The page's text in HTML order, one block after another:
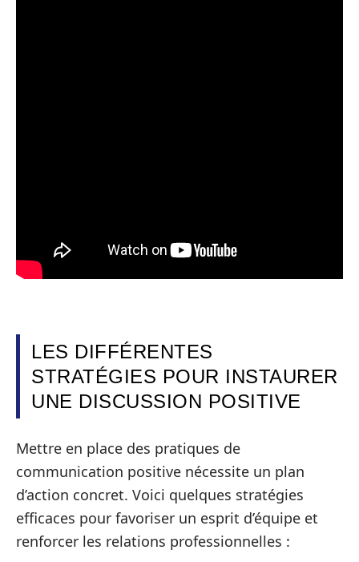
LES DIFFÉRENTES
STRATÉGIES POUR INSTAURER
UNE DISCUSSION POSITIVE
Mettre en place des pratiques de
communication positive nécessite un plan
d’action concret. Voici quelques stratégies
efficaces pour favoriser un esprit d’équipe et
renforcer les relations professionnelles :